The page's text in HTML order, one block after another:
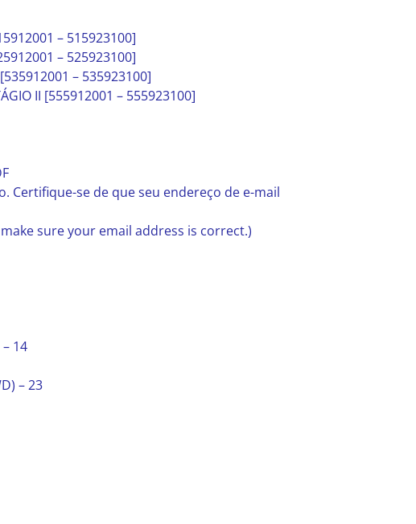
– 515923100]
– 525923100]
– 535923100]
II [555912001 – 555923100]
Certifique-se de que seu endereço de e-mail
sure your email address is correct.)
14
– 23